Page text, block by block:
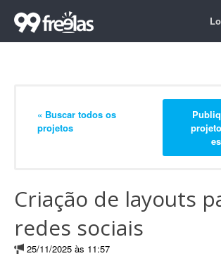
« Buscar todos os
projetos
Criação de layouts
redes sociais
25/11/2025 às 11:57